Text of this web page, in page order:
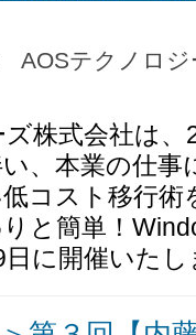
AOSテクノロ
株式会社は
、本業の仕
コスト移行術
と簡単！
に開催いたし